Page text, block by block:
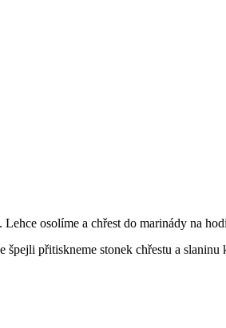
osolíme a chřest do marinády na
přitiskneme stonek chřestu a slaninu